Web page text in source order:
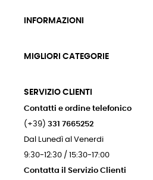
INFORMAZIONI
MIGLIORI CATEGORIE
SERVIZIO CLIENTI
Contatti e ordine telefonico
(+39) 331 7665252
Dal Lunedì al Venerdi
9:30-12:30 / 15:30-17:00
Contatta il Servizio Clienti